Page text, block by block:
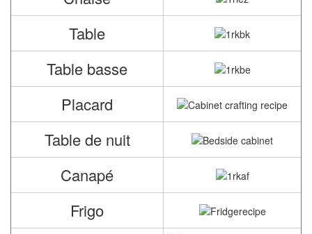
Table
Table basse
Placard
Table de nuit
Canapé
Frigo